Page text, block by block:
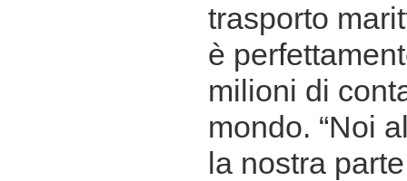
trasporto
è
milioni di
mondo. “Noi
la nostra